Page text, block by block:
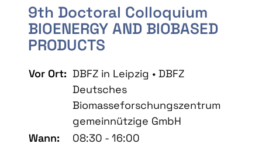
9th Doctoral Colloquium
BIOENERGY AND BIOBASED
PRODUCTS
Vor Ort: DBFZ in Leipzig • DBFZ
Deutsches
Biomasseforschungszentrum
gemeinnützige GmbH
Wann:
08:30 - 16:00